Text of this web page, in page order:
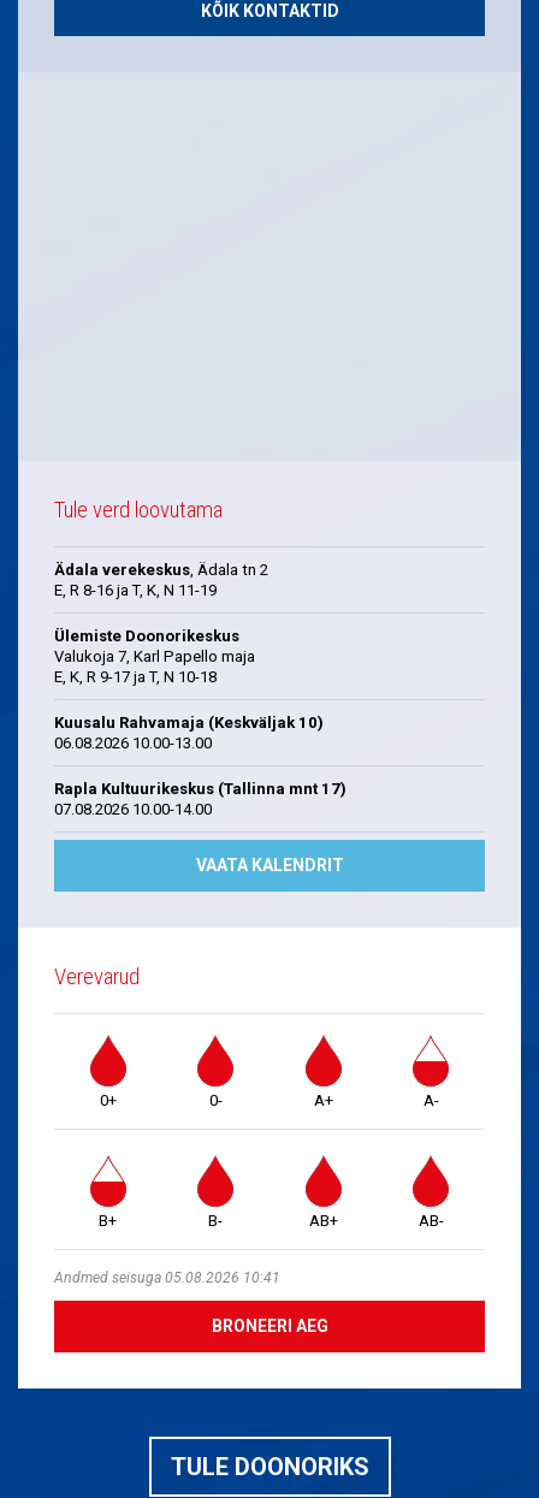
KÕIK KONTAKTID
Tule verd loovutama
Ädala verekeskus , Ädala tn 2
E, R 8-16 ja T, K, N 11-19
Ülemiste Doonorikeskus
Valukoja 7, Karl Papello maja
E, K, R 9-17 ja T, N 10-18
Kuusalu Rahvamaja (Keskväljak 10)
06.08.2026 10.00-13.00
Rapla Kultuurikeskus (Tallinna mnt 17)
07.08.2026 10.00-14.00
VAATA KALENDRIT
Verevarud
0+ 0- A+ A-
B+ B- AB+ AB-
Andmed seisuga 05.08.2026 10:41
BRONEERI AEG
TULE DOONORIKS